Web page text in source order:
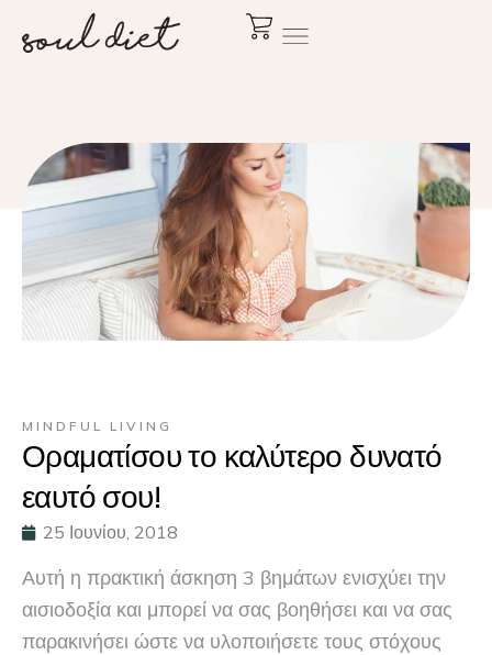
MINDFUL LIVING
Οραματίσου το καλύτερο δυνατό
εαυτό σου!
25 Ιουνίου, 2018
Αυτή η πρακτική άσκηση 3 βημάτων ενισχύει την
αισιοδοξία και μπορεί να σας βοηθήσει και να σας
παρακινήσει ώστε να υλοποιήσετε τους στόχους